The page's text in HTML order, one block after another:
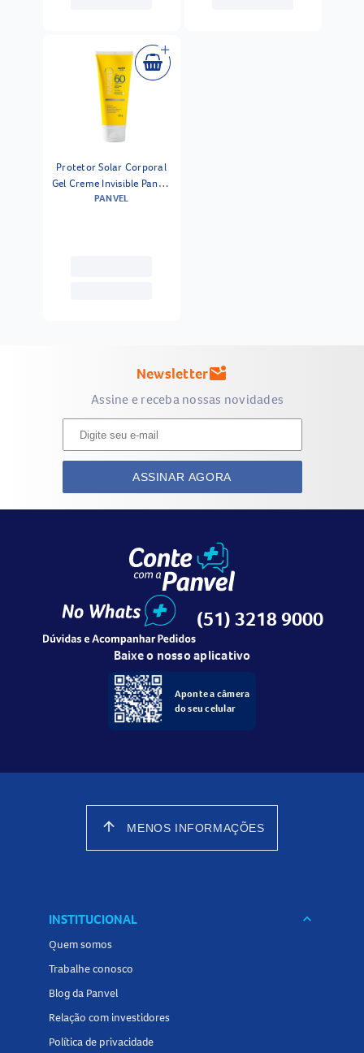
Protetor Solar Corporal
Gel Creme Invisible Panvel
Fps60 200g
PANVEL
Newslettermark_email_unread
Assine e receba nossas novidades
ASSINAR AGORA
(51) 3218 9000
Baixe o nosso aplicativo
Aponte a câmera
do seu celular
arrow_upward MENOS INFORMAÇÕES
INSTITUCIONAL keyboard_arrow_down
Quem somos
Trabalhe conosco
Blog da Panvel
Relação com investidores
Política de privacidade